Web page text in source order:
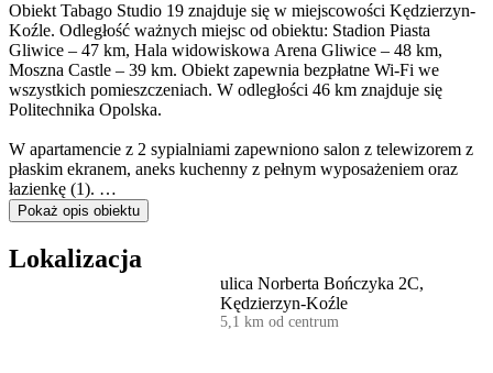
Obiekt Tabago Studio 19 znajduje się w miejscowości Kędzierzyn-
Koźle. Odległość ważnych miejsc od obiektu: Stadion Piasta
Gliwice – 47 km, Hala widowiskowa Arena Gliwice – 48 km,
Moszna Castle – 39 km. Obiekt zapewnia bezpłatne Wi-Fi we
wszystkich pomieszczeniach. W odległości 46 km znajduje się
Politechnika Opolska.
W apartamencie z 2 sypialniami zapewniono salon z telewizorem z
płaskim ekranem, aneks kuchenny z pełnym wyposażeniem oraz
łazienkę (1).
ESTA – 46 km, Ogród Zoologiczny w Opolu – 46 km.
Pokaż opis obiektu
Lokalizacja
ulica Norberta Bończyka 2C,
Kędzierzyn-Koźle
5,1 km od centrum